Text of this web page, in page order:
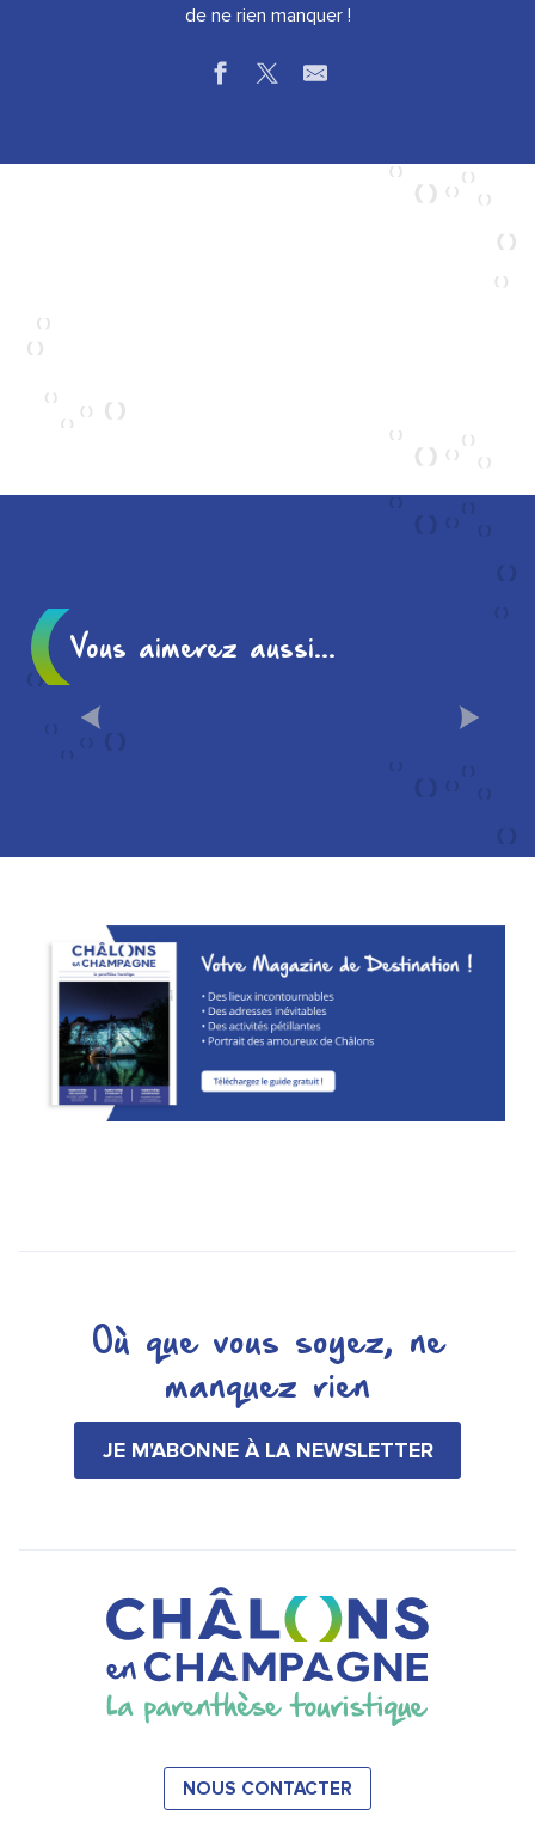
de ne rien manquer !
Vous aimerez aussi...
Où que vous soyez, ne
manquez rien
JE M'ABONNE À LA NEWSLETTER
NOUS CONTACTER